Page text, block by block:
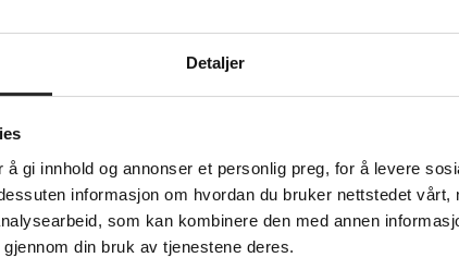
Detaljer
gi innhold og annonser et personlig preg, for å levere
informasjon om hvordan du bruker nettstedet vårt,
som kan kombinere den med annen
din bruk av tjenestene deres.
Bordduk - Rød - Plast